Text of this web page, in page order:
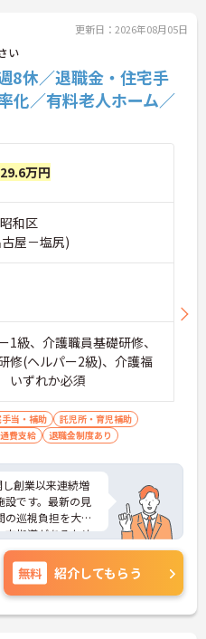
更新日：2026年08月05日
い
8休／退職金・住宅手
化／有料老人ホーム／
万円
和区
屋－塩尻)
級、介護職員基礎研修、
修(ヘルパー2級)、介護福
いずれか必須
当・補助
託児所・育児補助
費支給 退職金制度あり
創業以来連続増
設です。最新の見
巡視負担を大き
方指導があるため
平均残業10時間程
円の食事補助など
しています。『ハ
しており、資格取
着実なキャリアア
無料 紹介してもらう